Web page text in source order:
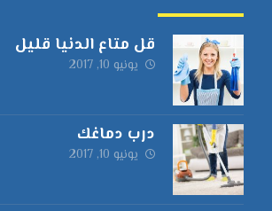
قل متاع الدنيا قليل
يونيو 10, 2017
درب دماغك
يونيو 10, 2017